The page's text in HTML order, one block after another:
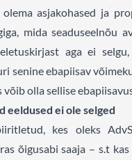
asjakohased ja
mida seaduseelnõu
aga ei
senine ebapiisav
olla sellise
eeldused ei ole selged
kes oleks
õigusabi saaja – s.t